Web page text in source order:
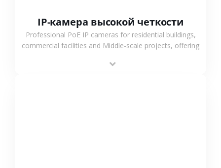
IP-камера высокой четкости
Professional PoE IP cameras for residential buildings,
commercial facilities and Middle-scale projects, offering
support.